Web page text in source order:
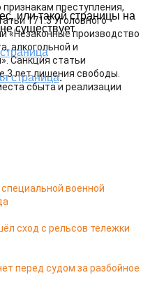
преступления,
171.3 Уголовного
«Незаконные производство
алкогольной и
Санкция статьи
3 лет лишения свободы.
сбыта и реализации
военной
сход с рельсов тележки
перед судом за разбойное